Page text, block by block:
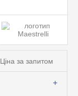
Ціна за запитом